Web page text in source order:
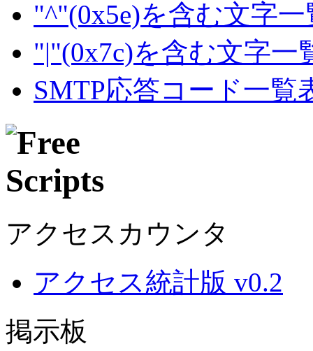
"^"(0x5e)を含む文字一
"|"(0x7c)を含む文字一
SMTP応答コード一覧
アクセスカウンタ
アクセス統計版 v0.2
掲示板